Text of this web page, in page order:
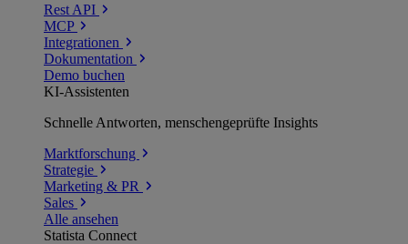
Rest API
MCP
Integrationen
Dokumentation
Demo buchen
KI-Assistenten
Schnelle Antworten, menschengeprüfte Insights
Marktforschung
Strategie
Marketing & PR
Sales
Alle ansehen
Statista Connect